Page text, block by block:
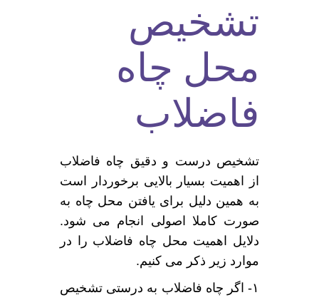
تشخیص
محل چاه
فاضلاب
تشخیص درست و دقیق چاه فاضلاب
از اهمیت بسیار بالایی برخوردار است
به همین دلیل برای یافتن محل چاه به
صورت کاملا اصولی انجام می شود.
دلایل اهمیت محل چاه فاضلاب را در
موارد زیر ذکر می کنیم.
۱- اگر چاه فاضلاب به درستی تشخیص